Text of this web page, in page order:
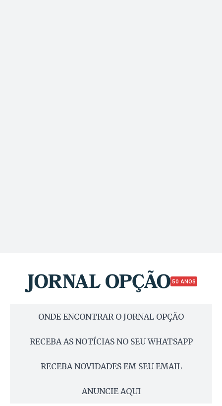
50 ANOS
ONDE ENCONTRAR O JORNAL OPÇÃO
RECEBA AS NOTÍCIAS NO SEU WHATSAPP
RECEBA NOVIDADES EM SEU EMAIL
ANUNCIE AQUI